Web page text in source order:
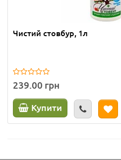
Чистий стовбур, 1л
239.00 грн
Купити